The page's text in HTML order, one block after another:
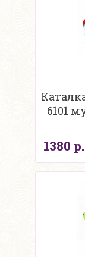
6101
1380 р.